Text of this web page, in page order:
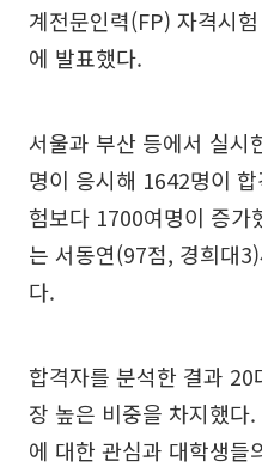
계전문인력(FP) 자격시
에 발표했다.
서울과 부산 등에서 실시
명이 응시해 1642명이
험보다 1700여명이 증가
는 서동연(97점, 경희대
다.
합격자를 분석한 결과
장 높은 비중을 차지했다
에 대한 관심과 대학생들